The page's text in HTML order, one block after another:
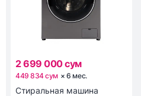
2 699 000 сум
449 834 сум ×6 мес.
Стиральная машина